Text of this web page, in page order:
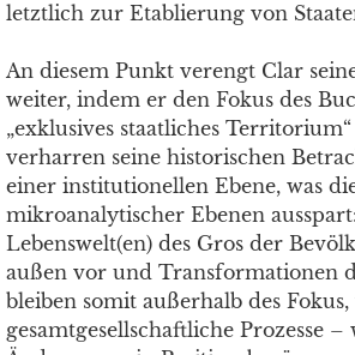
letztlich zur Etablierung von
An diesem Punkt verengt Clar
weiter, indem er den Fokus des
„exklusives staatliches
verharren seine historischen
einer institutionellen Ebene, was
mikroanalytischer Ebenen
Lebenswelt(en) des Gros der
außen vor und Transformationen
bleiben somit außerhalb des
gesamtgesellschaftliche Prozesse –